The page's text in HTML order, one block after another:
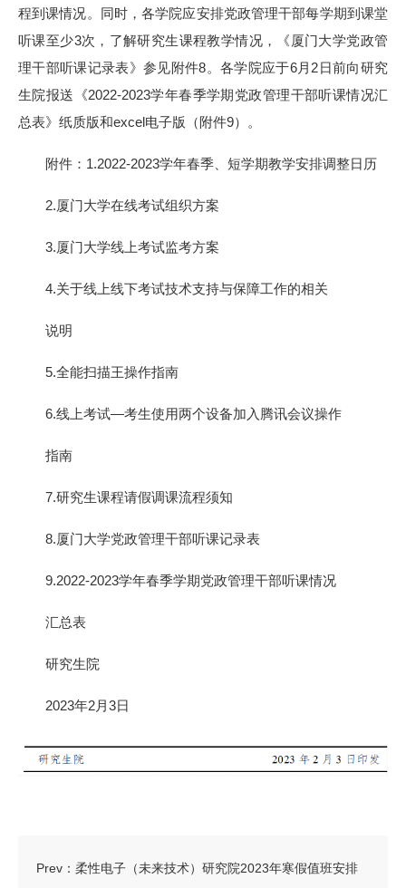
程到课情况。同时，各学院应安排党政管理干部每学期到课堂
听课至少3次，了解研究生课程教学情况，《厦门大学党政管
理干部听课记录表》参见附件8。各学院应于6月2日前向研究
生院报送《2022-2023学年春季学期党政管理干部听课情况汇
总表》纸质版和excel电子版（附件9）。
附件：1.2022-2023学年春季、短学期教学安排调整日历
2.厦门大学在线考试组织方案
3.厦门大学线上考试监考方案
4.关于线上线下考试技术支持与保障工作的相关
说明
5.全能扫描王操作指南
6.线上考试—考生使用两个设备加入腾讯会议操作
指南
7.研究生课程请假调课流程须知
8.厦门大学党政管理干部听课记录表
9.2022-2023学年春季学期党政管理干部听课情况
汇总表
研究生院
2023年2月3日
Prev： 柔性电子（未来技术）研究院2023年寒假值班安排